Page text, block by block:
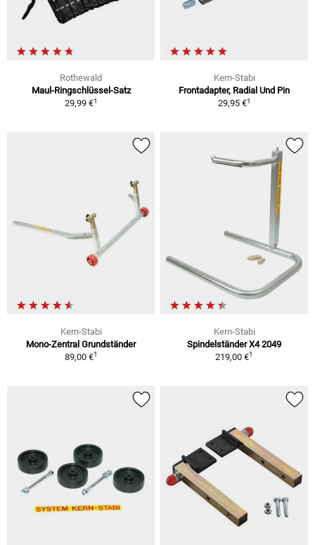
Rothewald
Maul-Ringschlüssel-Satz
29,99 €1
Kern-Stabi
Frontadapter, Radial Und Pin
29,95 €1
Kern-Stabi
Mono-Zentral Grundständer
89,00 €1
Kern-Stabi
Spindelständer X4 2049
219,00 €1